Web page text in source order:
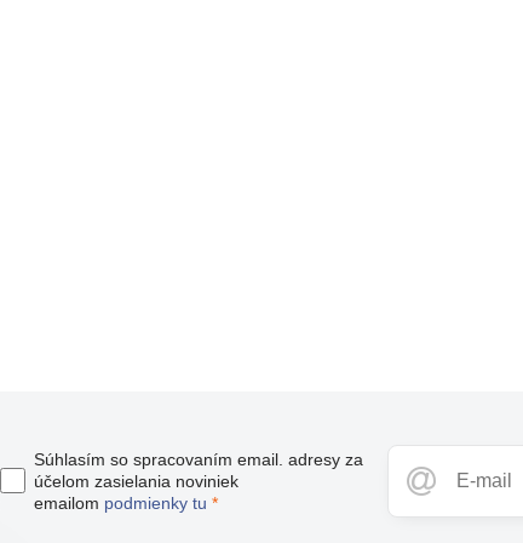
Súhlasím so spracovaním email. adresy za
účelom zasielania noviniek
emailom podmienky tu *